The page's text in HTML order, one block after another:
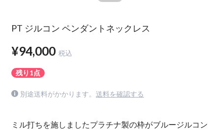
PT ジルコン ペンダントネックレス
¥94,000 税込
残り1点
別途送料がかかります。 送料を確認する
ミル打ちを施しましたプラチナ製の枠がブルージルコン